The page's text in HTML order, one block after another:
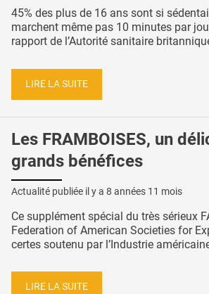
45% des plus de 16 ans sont si
marchent même pas 10 minutes par
rapport de l’Autorité sanitaire
LIRE LA SUITE
Les FRAMBOISES, un
grands bénéfices
Actualité publiée il y a 8 années 11 mois
Ce supplément spécial du très sérieux
Federation of American Societies for
certes soutenu par l’Industrie
LIRE LA SUITE